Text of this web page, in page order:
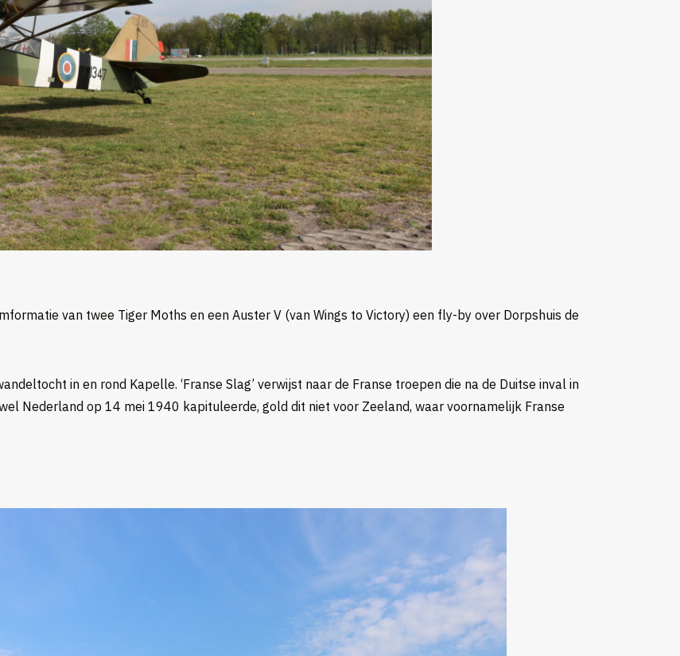
van twee Tiger Moths en een Auster V (van Wings to Victory) een fly-by over Dorpshuis de
in en rond Kapelle. ‘Franse Slag’ verwijst naar de Franse troepen die na de Duitse inval in
Nederland op 14 mei 1940 kapituleerde, gold dit niet voor Zeeland, waar voornamelijk Franse